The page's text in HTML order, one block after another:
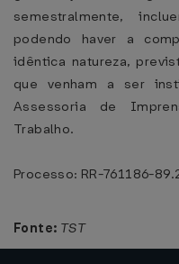
semestralmente,
podendo haver a
idêntica natureza,
que venham a ser
Assessoria de
Trabalho.
Processo: RR-761186-
Fonte: TST